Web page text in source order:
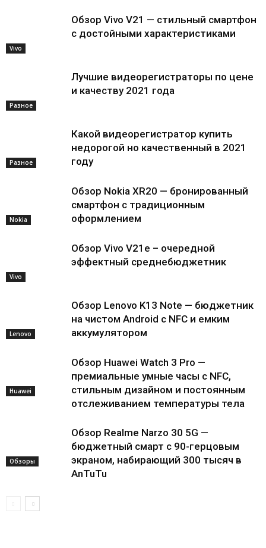
Vivo
Обзор Vivo V21 — стильный смартфон
с достойными характеристиками
Разное
Лучшие видеорегистраторы по цене
и качеству 2021 года
Разное
Какой видеорегистратор купить
недорогой но качественный в 2021
году
Nokia
Обзор Nokia XR20 — бронированный
смартфон с традиционным
оформлением
Vivo
Обзор Vivo V21e – очередной
эффектный среднебюджетник
Lenovo
Обзор Lenovo K13 Note — бюджетник
на чистом Android с NFC и емким
аккумулятором
Huawei
Обзор Huawei Watch 3 Pro —
премиальные умные часы с NFC,
стильным дизайном и постоянным
отслеживанием температуры тела
Обзоры
Обзор Realme Narzo 30 5G —
бюджетный смарт с 90-герцовым
экраном, набирающий 300 тысяч в
AnTuTu